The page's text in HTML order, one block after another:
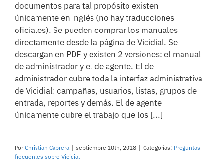
documentos para tal propósito existen
únicamente en inglés (no hay traducciones
oficiales). Se pueden comprar los manuales
directamente desde la página de Vicidial. Se
descargan en PDF y existen 2 versiones: el manual
de administrador y el de agente. El de
administrador cubre toda la interfaz administrativa
de Vicidial: campañas, usuarios, listas, grupos de
entrada, reportes y demás. El de agente
únicamente cubre el trabajo que los [...]
PorChristian Cabrera | septiembre 10th, 2018 | Categorías: Preguntas
frecuentes sobre Vicidial